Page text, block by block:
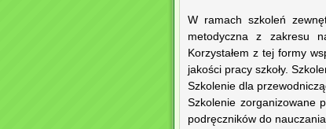
W ramach szkoleń
metodyczna z zakresu
Korzystałem z tej formy
jakości pracy szkoły.
Szkolenie dla
Szkolenie zorganizowane
podręczników do